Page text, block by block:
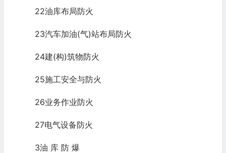
22油库布局防火
23汽车加油(气)站布局防火
24建(构)筑物防火
25施工安全与防火
26业务作业防火
27电气设备防火
3油 库 防 爆